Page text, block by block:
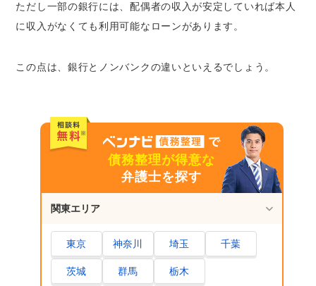
ただし一部の銀行には、配偶者の収入が安定していれば本人
に収入がなくても利用可能なローンがあります。
この点は、銀行とノンバンクの違いといえるでしょう。
債務整理が得意な
弁護士を探す
関東エリア
東京 神奈川 埼玉 千葉
茨城 群馬 栃木